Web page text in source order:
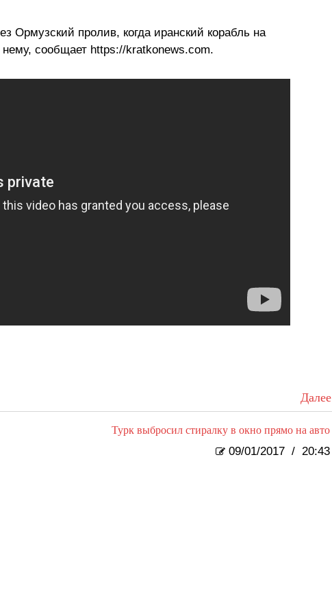
Ормузский пролив, когда иранский корабль на
нему, сообщает https://kratkonews.com.
Далее
Турк выбросил стиралку в окно прямо на авто
09/01/2017 / 20:43